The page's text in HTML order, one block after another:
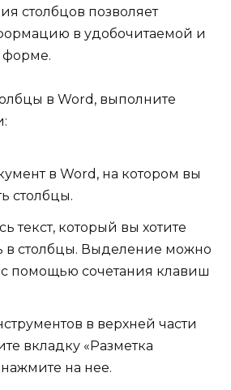
столбцов позволяет
в удобочитаемой и
форме.
в Word, выполните
в Word, на котором вы
столбцы.
текст, который вы хотите
в столбцы. Выделение можно
с помощью сочетания клавиш
в верхней части
вкладку «Разметка
на нее.